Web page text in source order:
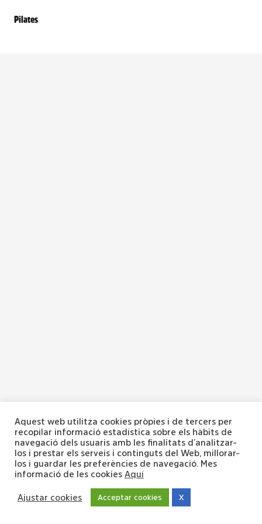
Pilates
Aquest web utilitza cookies pròpies i de tercers per
recopilar informació estadística sobre els hàbits de
navegació dels usuaris amb les finalitats d’analitzar-
los i prestar els serveis i continguts del Web, millorar-
los i guardar les preferències de navegació. Mes
informació de les cookies Aquí
Ajustar cookies Acceptar cookies X